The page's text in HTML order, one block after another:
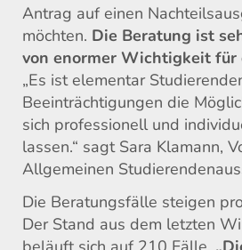
Antrag auf einen
möchten. Die Beratung ist
von enormer Wichtigkeit für
„Es ist elementar
Beeinträchtigungen die
sich professionell und
lassen.“ sagt Sara Klamann,
Allgemeinen
Die Beratungsfälle steigen
Der Stand aus dem letzten